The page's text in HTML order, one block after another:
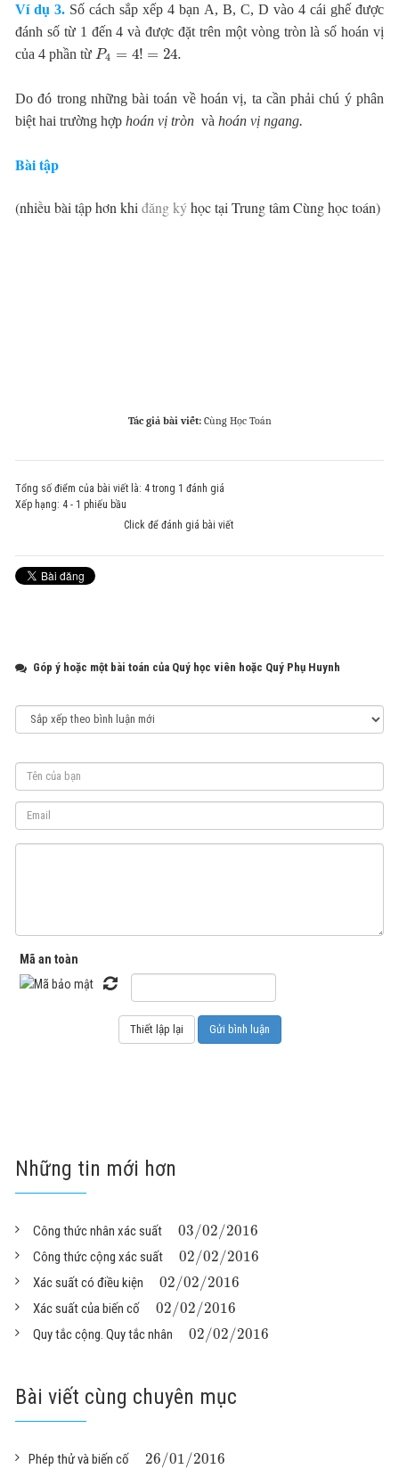
Ví dụ 3. Số cách sắp xếp 4 bạn A, B, C, D vào 4 cái ghế được
đánh số từ 1 đến 4 và được đặt trên một vòng tròn là số hoán vị
của 4 phần từ P4 = 4! = 24.
Do đó trong những bài toán về hoán vị, ta cần phải chú ý phân
biệt hai trường hợp hoán vị tròn và hoán vị ngang.
Bài tập
(nhiều bài tập hơn khi đăng kýhọc tại Trung tâm Cùng học toán)
Tác giả bài viết: Cùng Học Toán
Tổng số điểm của bài viết là: 4 trong 1 đánh giá
Xếp hạng: 4 - 1 phiếu bầu
Click để đánh giá bài viết
Góp ý hoặc một bài toán của Quý học viên hoặc Quý Phụ Huynh
Mã an toàn
Những tin mới hơn
Công thức nhân xác suất 03/02/2016
Công thức cộng xác suất 02/02/2016
Xác suất có điều kiện 02/02/2016
Xác suất của biến cố 02/02/2016
Quy tắc cộng. Quy tắc nhân 02/02/2016
Bài viết cùng chuyên mục
Phép thử và biến cố 26/01/2016